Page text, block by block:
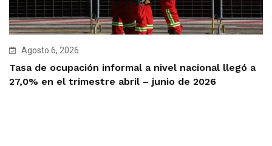
Agosto 6, 2026
Tasa de ocupación informal a nivel nacional llegó a
27,0% en el trimestre abril – junio de 2026